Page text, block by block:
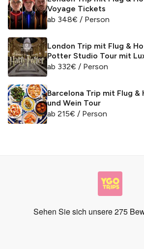
Voyage Tickets
ab 348€ / Person
London Trip mit Flug &
Potter Studio Tour mit
ab 332€ / Person
Barcelona Trip mit Flug &
und Wein Tour
ab 215€ / Person